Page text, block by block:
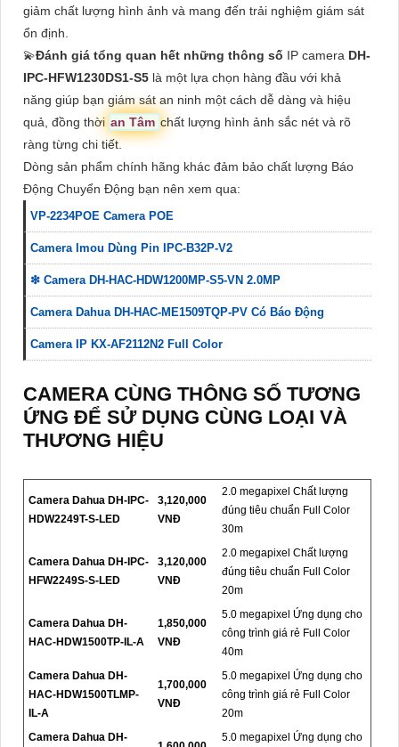
giảm chất lượng hình ảnh và mang đến trải nghiệm giám sát
ổn định.
💫Đánh giá tổng quan hết những thông số IP camera DH-
IPC-HFW1230DS1-S5 là một lựa chọn hàng đầu với khả
năng giúp bạn giám sát an ninh một cách dễ dàng và hiệu
quả, đồng thời an Tâm chất lượng hình ảnh sắc nét và rõ
ràng từng chi tiết.
Dòng sản phẩm chính hãng khác đảm bảo chất lượng Báo
Động Chuyển Động bạn nên xem qua:
VP-2234POE Camera POE
Camera Imou Dùng Pin IPC-B32P-V2
❇ Camera DH-HAC-HDW1200MP-S5-VN 2.0MP
Camera Dahua DH-HAC-ME1509TQP-PV Có Báo Động
Camera IP KX-AF2112N2 Full Color
CAMERA CÙNG THÔNG SỐ TƯƠNG
ỨNG ĐỂ SỬ DỤNG CÙNG LOẠI VÀ
THƯƠNG HIỆU
Camera Dahua DH-IPC-
HDW2249T-S-LED
3,120,000
VNĐ
2.0 megapixel Chất lượng
đúng tiêu chuẩn Full Color
30m
Camera Dahua DH-IPC-
HFW2249S-S-LED
3,120,000
VNĐ
2.0 megapixel Chất lượng
đúng tiêu chuẩn Full Color
20m
Camera Dahua DH-
HAC-HDW1500TP-IL-A
1,850,000
VNĐ
5.0 megapixel Ứng dụng cho
công trình giá rẻ Full Color
40m
Camera Dahua DH-
HAC-HDW1500TLMP-
IL-A
1,700,000
VNĐ
5.0 megapixel Ứng dụng cho
công trình giá rẻ Full Color
20m
Camera Dahua DH-
5.0 megapixel Ứng dụng cho